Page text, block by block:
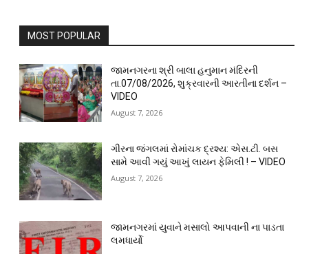
MOST POPULAR
જામનગરના શ્રી બાલા હનુમાન મંદિરની
તા.07/08/2026, શુક્રવારની આરતીના દર્શન –
VIDEO
August 7, 2026
ગીરના જંગલમાં રોમાંચક દ્રશ્ય: એસ.ટી. બસ
સામે આવી ગયું આખું લાયન ફેમિલી ! – VIDEO
August 7, 2026
જામનગરમાં યુવાને મસાલો આપવાની ના પાડતા
લમધાર્યો